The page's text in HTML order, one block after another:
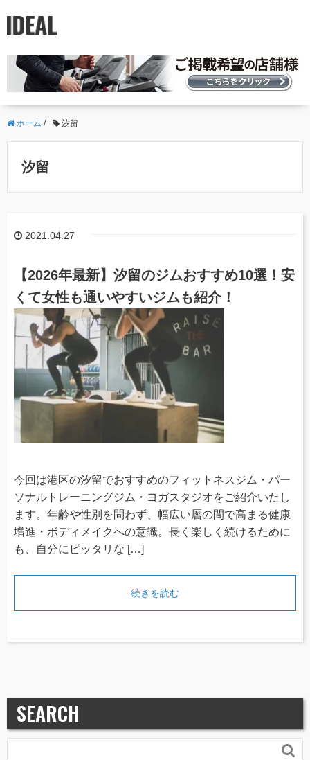
ホーム / 汐留
汐留
2021.04.27
【2026年最新】汐留のジムおすすめ10選！安
くて女性も通いやすいジムも紹介！
今回は港区の汐留でおすすめのフィットネスジム・パー
ソナルトレーニングジム・ヨガスタジオをご紹介いたし
ます。年齢や性別を問わず、幅広い層の間で高まる健康
増進・ボディメイクへの意識。長く楽しく続けるために
も、自分にピッタリな […]
続きを読む
SEARCH
